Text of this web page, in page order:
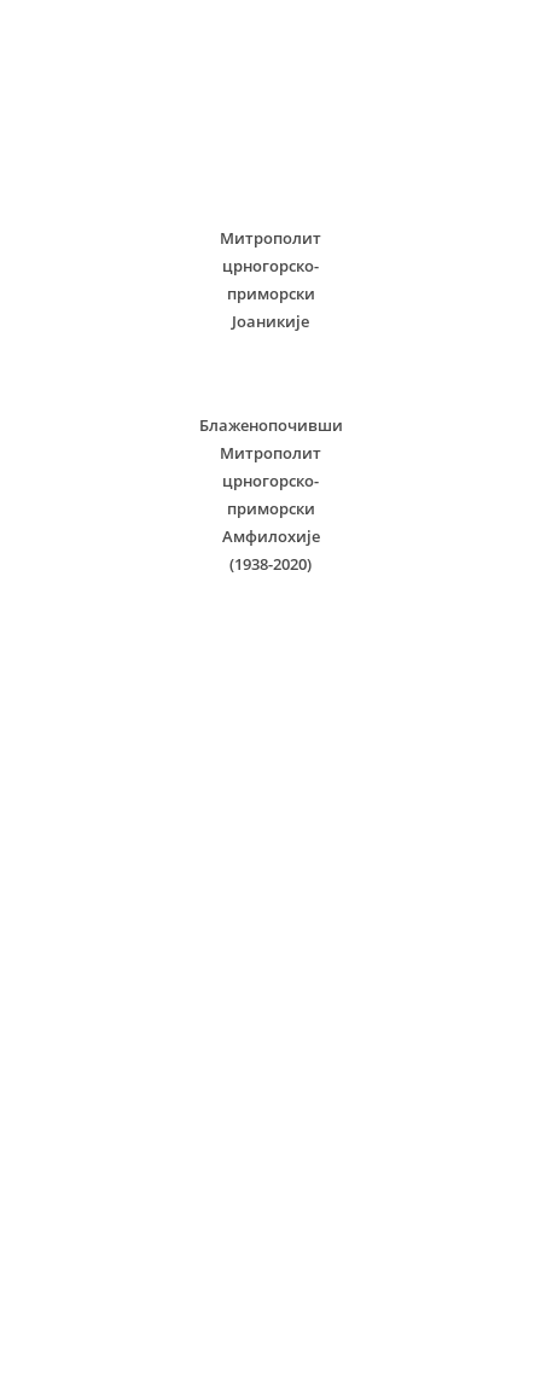
Митрополит
црногорско-
приморски
Јоаникије
Блаженопочивши
Митрополит
црногорско-
приморски
Амфилохије
(1938-2020)